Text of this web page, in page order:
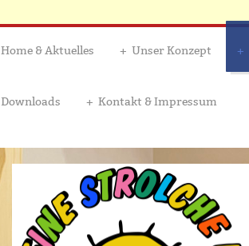
Home & Aktuelles Unser Konzept
Downloads Kontakt & Impressum